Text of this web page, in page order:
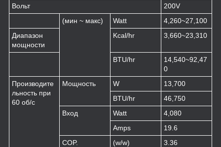
Вольт
200V
(мин ~ макс)
Watt
4,260~27,100
Диапазон
мощности
Kcal/hr 3,660~23,310
BTU/hr
14,540~92,47
0
Производите
льность при
60 об/с
Мощность W
13,700
BTU/hr
46,750
Вход
Watt
4,080
Amps
19.6
COP.
(w/w)
3.36